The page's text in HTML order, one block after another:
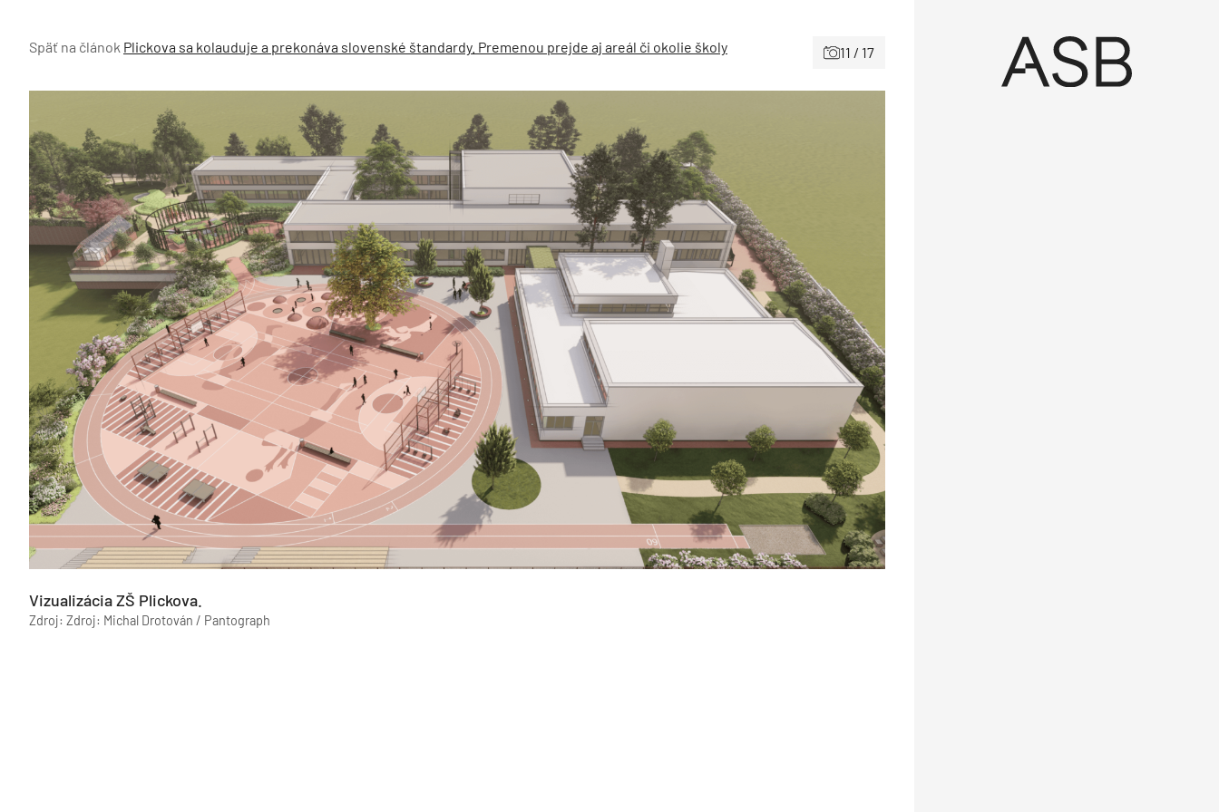
Späť na článok Plickova sa kolauduje a prekonáva slovenské štandardy. Premenou prejde aj areál či okolie školy 11 / 17
Vizualizácia ZŠ Plickova.
Zdroj: Zdroj: Michal Drotován / Pantograph